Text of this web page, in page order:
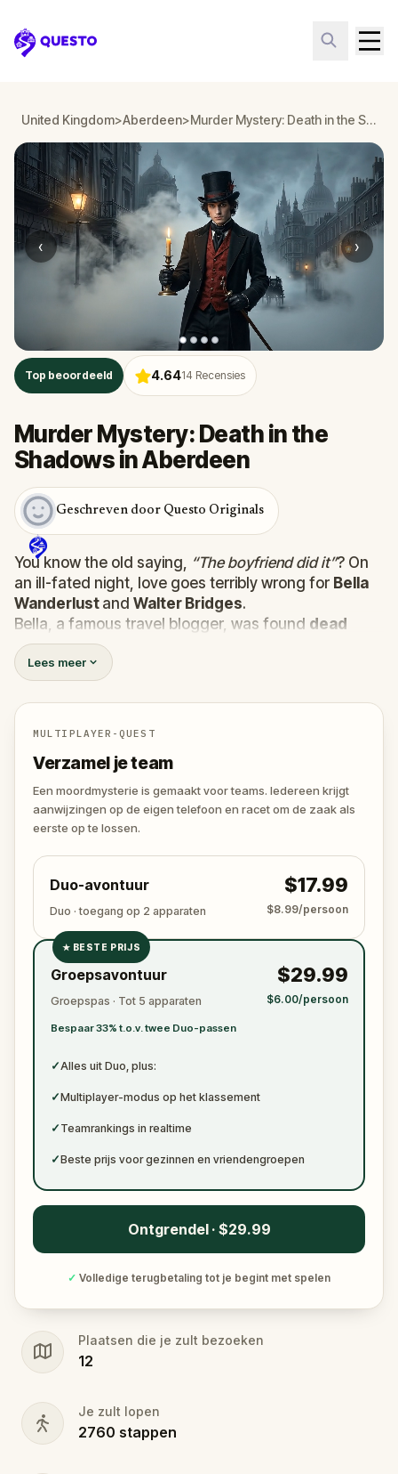
Questo
United Kingdom>Aberdeen> Murder Mystery: Death in the Shadows in Aberdeen
‹ ›
Top beoordeeld 4.6414 Recensies
Murder Mystery: Death in the
Shadows in Aberdeen
Geschreven door Questo Originals
You know the old saying, “The boyfriend did it”? On
an ill-fated night, love goes terribly wrong for Bella
Wanderlust and Walter Bridges.
Bella, a famous travel blogger, was found dead
during a ghost tour led by the theatrical
Shadows. Now, it’s up to you to uncover the truth.
Was it Walter, the obsessed boyfriend? Percy, the
ghost tour guide with a flair for the dramatic? Or is
someone else hiding in the shadows?
expose the real murderer before they strike
again. Make sure to have your pen and paper
ready to jot down all the crucial evidence.
Lees meer
MULTIPLAYER-QUEST
Verzamel je team
Een moordmysterie is gemaakt voor teams. Iedereen krijgt
aanwijzingen op de eigen telefoon en racet om de zaak als
eerste op te lossen.
Duo-avontuur
Duo · toegang op 2 apparaten
$17.99
$8.99/persoon
✓
✓
★ BESTE PRIJS
Groepsavontuur
Groepspas · Tot 5 apparaten
Bespaar 33% t.o.v. twee Duo-passen
$29.99
$6.00/persoon
✓Alles uit Duo, plus:
✓Multiplayer-modus op het klassement
✓ Teamrankings in realtime
✓Beste prijs voor gezinnen en vriendengroepen
Ontgrendel · $29.99
✓ Volledige terugbetaling tot je begint met spelen
Plaatsen die je zult bezoeken
12
Je zult lopen
2760 stappen